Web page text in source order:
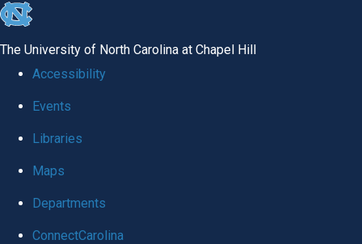
skip
global
The University of North Carolina at Chapel Hill
Accessibility
Events
Libraries
Maps
Departments
ConnectCarolina